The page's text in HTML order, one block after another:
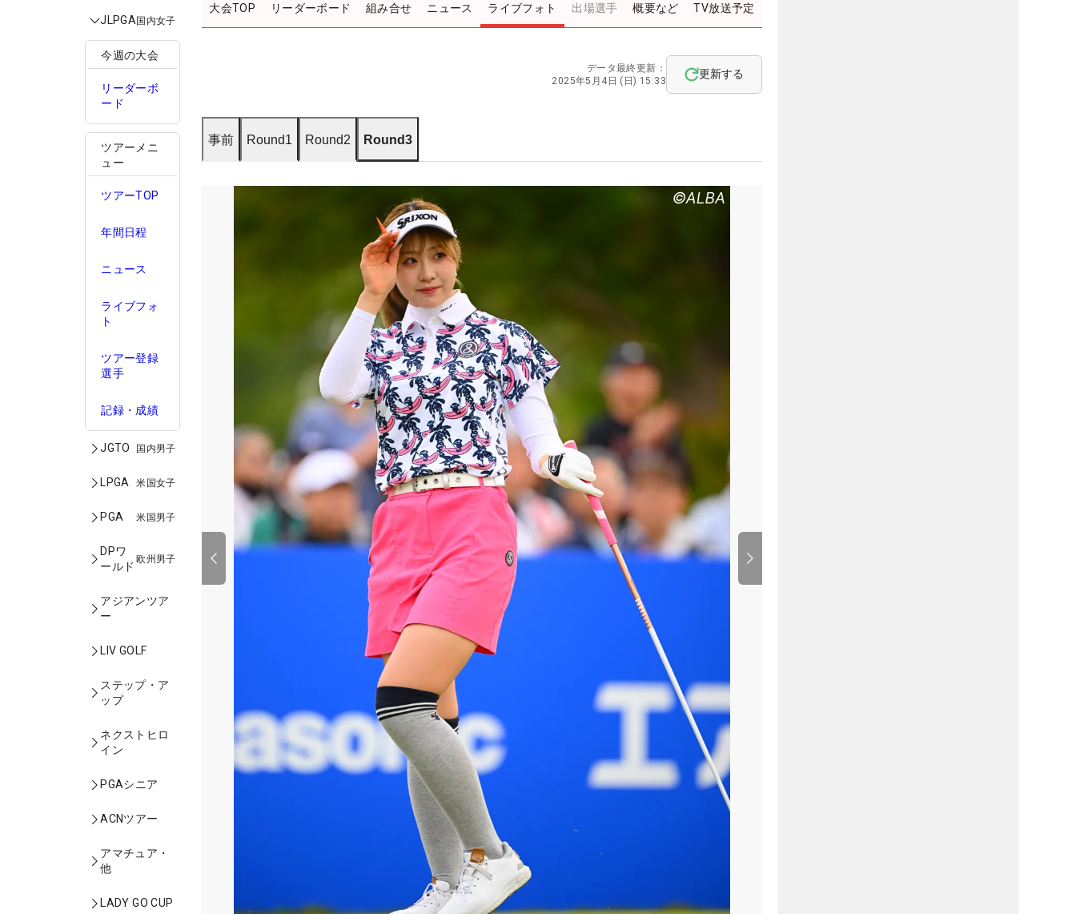
JLPGA国内女子
今週の大会
リーダーボ
ード
ツアーメニ
ュー
ツアーTOP
年間日程
ニュース
ライブフォ
ト
ツアー登録
選手
記録・成績
JGTO 国内男子
LPGA 米国女子
PGA 米国男子
DPワ
ールド
欧州男子
アジアンツア
ー
LIV GOLF
ステップ・ア
ップ
ネクストヒロ
イン
PGAシニア
ACNツアー
アマチュア・
他
LADY GO CUP
大会TOP リーダーボード 組み合せ ニュース ライブフォト 出場選手 概要など TV放送予定
データ最終更新：
2025年5月4日 (日) 15:33
更新する
事前 Round1 Round2 Round3